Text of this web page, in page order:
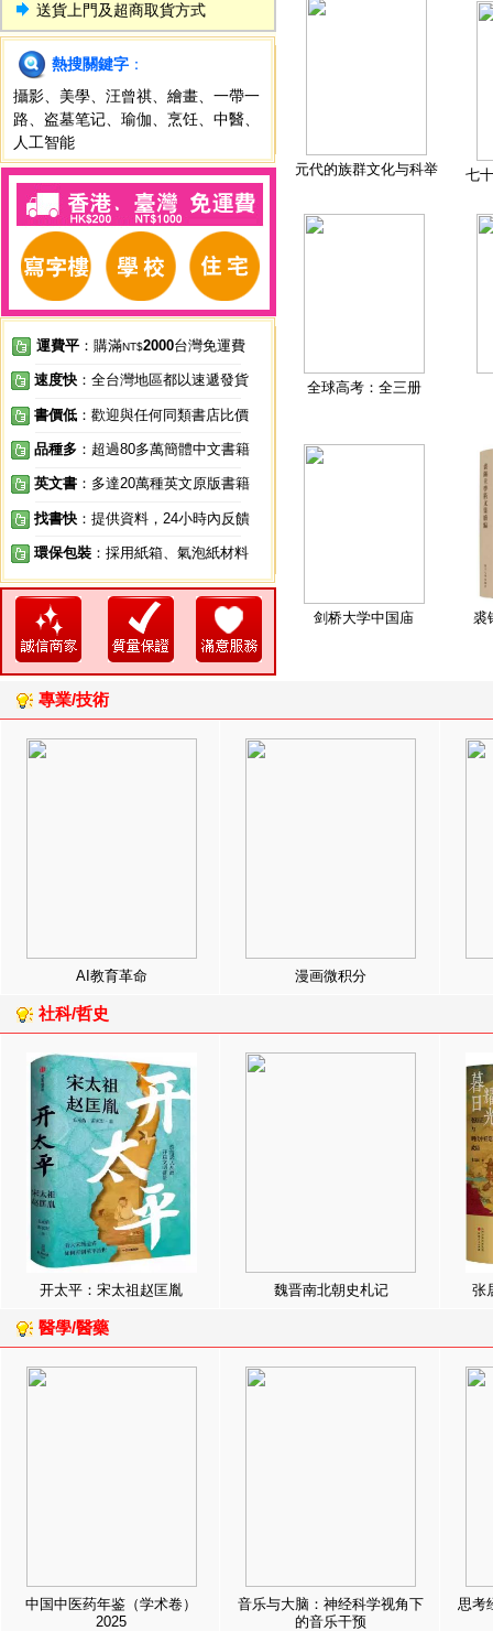
送貨上門及超商取貨方式
熱搜關鍵字 ：
攝影
美學 汪曾祺 繪畫
一帶一
路
盗墓笔记 瑜伽 烹饪 中醫
人工智能
運費平 ：購滿NT$2000台灣免運費
速度快 ：全台灣地區都以速遞發貨
書價低 ：歡迎與任何同類書店比價
品種多 ：超過80多萬簡體中文書籍
英文書 ：多達20萬種英文原版書籍
找書快 ：提供資料，24小時內反饋
環保包裝 ：採用紙箱、氣泡紙材料
元代的族群文化与科举 七
全球高考：全三册
剑桥大学中国庙 裘
專業/技術
AI教育革命 漫画微积分
社科/哲史
开太平：宋太祖赵匡胤 魏晋南北朝史札记 张
醫學/醫藥
中国中医药年鉴（学术卷）
2025
音乐与大脑：神经科学视角下
的音乐干预
思考